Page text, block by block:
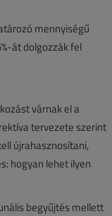
mennyiségű
át dolgozzák fel
várnak el a
tervezete szerint
újrahasznosítani,
hogyan lehet ilyen
begyűjtés mellett